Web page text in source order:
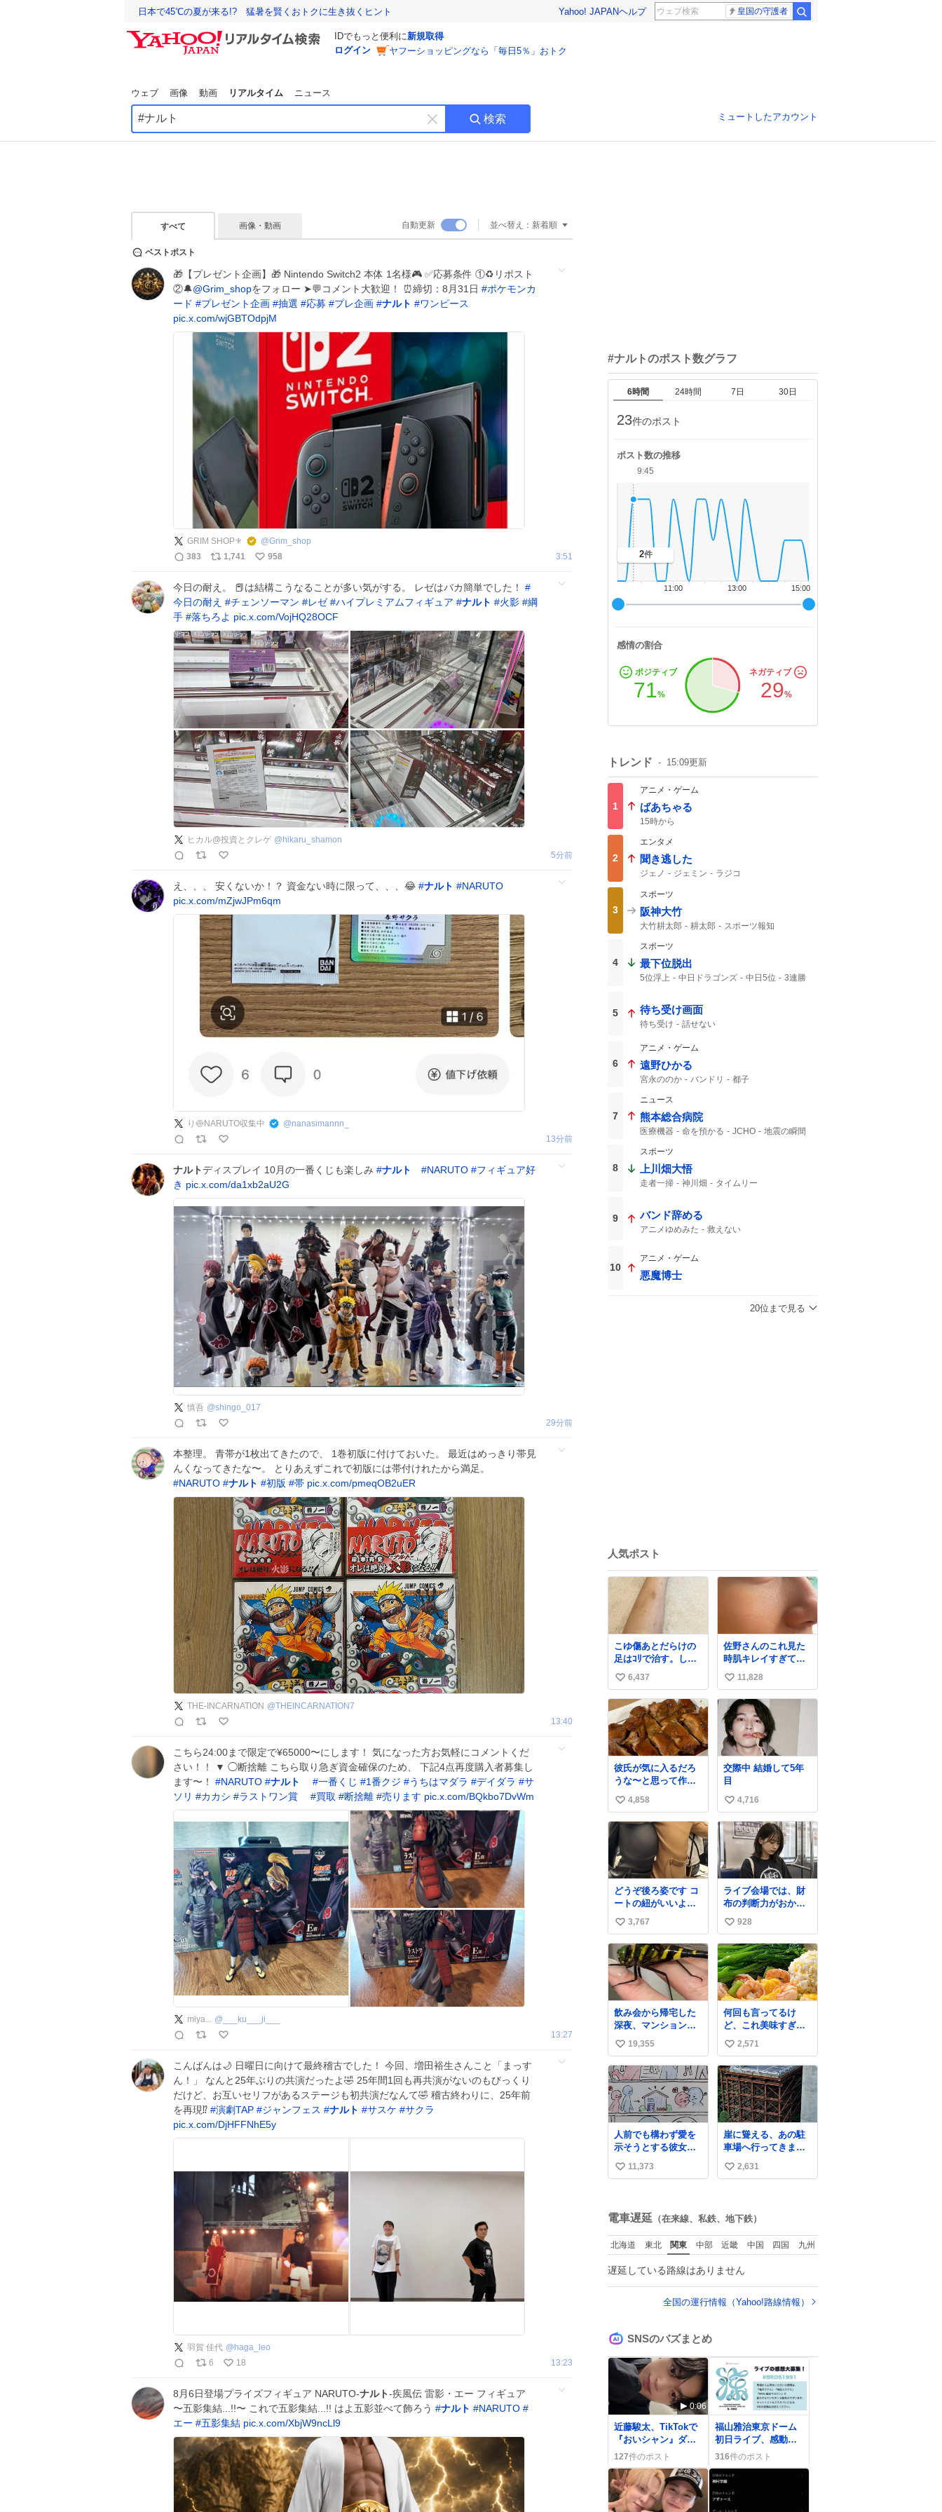
日本で45℃の夏が来る!? 猛暑を賢くおトクに生き抜くヒント Yahoo! JAPANヘルプ 皇国の守護者
IDでもっと便利に新規取得
ログイン
ヤフーショッピングなら「毎日5％」おトク
ウェブ 画像 動画 リアルタイム ニュース
キ
ー
す
検索 ミュートしたアカウント
すべて 画像・動画 自動更新 並べ替え： 新着順
ベストポスト
🎁【プレゼント企画】🎁 Nintendo Switch2 本体 1名様🎮 ✅応募条件 ①♻️リポスト
②🔔@Grim_shopをフォロー ➤💬コメント大歓迎！ ⏰締切：8月31日 #ポケモンカ
ード #プレゼント企画 #抽選 #応募 #プレ企画 #ナルト #ワンピース
pic.x.com/wjGBTOdpjM
GRIM SHOP⚜️ @Grim_shop
383
1,741 958 3:51
今日の耐え。 📕は結構こうなることが多い気がする。 レゼはバカ簡単でした！ #
今日の耐え #チェンソーマン #レゼ #ハイプレミアムフィギュア #ナルト #火影 #綱
手 #落ちろよ pic.x.com/VojHQ28OCF
ヒカル@投資とクレゲ @ hikaru_shamon
5分前
え、、、 安くないか！？ 資金ない時に限って、、、😂 #ナルト #NARUTO
pic.x.com/mZjwJPm6qm
り🍥NARUTO収集中 @nanasimannn_
13分前
ナルトディスプレイ 10月の一番くじも楽しみ #ナルト #NARUTO #フィギュア好
き pic.x.com/da1xb2aU2G
慎吾 @shingo_017
29分前
本整理。 青帯が1枚出てきたので、 1巻初版に付けておいた。 最近はめっきり帯見
んくなってきたな〜。 とりあえずこれで初版には帯付けれたから満足。
#NARUTO #ナルト #初版 #帯 pic.x.com/pmeqOB2uER
THE-INCARNATION @THEINCARNATION7
13:40
こちら24:00まで限定で¥65000〜にします！ 気になった方お気軽にコメントくだ
さい！！ ▼ ◯断捨離 こちら取り急ぎ資金確保のため、 下記4点再度購入者募集し
ます〜！ #NARUTO #ナルト #一番くじ #1番クジ #うちはマダラ #デイダラ #サ
ソリ #カカシ #ラストワン賞 #買取 #断捨離 #売ります pic.x.com/BQkbo7DvWm
miya... @ ___ku___ji___
13:27
こんばんは🌙 日曜日に向けて最終稽古でした！ 今回、増田裕生さんこと「まっす
ん！」 なんと25年ぶりの共演だったよ🤣 25年間1回も再共演がないのもびっくり
だけど、お互いセリフがあるステージも初共演だなんて🤣 稽古終わりに、25年前
を再現⁉️ #演劇TAP #ジャンフェス #ナルト #サスケ #サクラ
pic.x.com/DjHFFNhE5y
羽賀 佳代 @ haga_leo
6
18 13:23
8月6日登場プライズフィギュア NARUTO-ナルト-疾風伝 雷影・エー フィギュア
〜五影集結...!!〜 これで五影集結...!! はよ五影並べて飾ろう #ナルト #NARUTO #
エー #五影集結 pic.x.com/XbjW9ncLl9
#ナルトのポスト数グラフ
6時間 24時間 7日 30日
23件のポスト
ポスト数の推移
15:00
13:00
11:00
9:45
2件
感情の割合
ポジティブ
71%
ネガティブ
29%
トレンド 15:09更新
1
アニメ・ゲーム
ばあちゃる
15時から
2
エンタメ
聞き逃した
ジェノ ジェミン ラジコ
3
スポーツ
阪神大竹
大竹耕太郎 耕太郎 スポーツ報知
4
スポーツ
最下位脱出
5位浮上 中日ドラゴンズ 中日5位
3連勝
5 待ち受け画面
待ち受け 話せない
6
アニメ・ゲーム
遠野ひかる
宮永ののか バンドリ 都子
7
ニュース
熊本総合病院
医療機器 命を預かる JCHO
地震の瞬間
8
スポーツ
上川畑大悟
走者一掃 神川畑
タイムリー
9 バンド辞める
アニメゆめみた 救えない
10
アニメ・ゲーム
悪魔博士
20位まで見る
人気ポスト
こゆ傷あとだらけの
足はｺﾘで治す。しか
も白くなる。
い
い
ね
数
6,437
佐野さんのこれ見た
時肌キレイすぎてび
っくりしたし、やは
りアイドルって体型･
肌管理すごすぎる
い
い
ね
数
11,828
彼氏が気に入るだろ
うな〜と思って作っ
たら想像の何倍も美
味しい美味しい言っ
てくれて嬉しい
い
い
数
4,858
交際中 結婚して5年
目
い
い
ね
数
4,716
どうぞ後ろ姿です コ
ートの紐がいいよ
ね…そして腰が細い
い
い
ね
数
3,767
ライブ会場では、財
布の判断力がおかし
くなる。
い
い
ね
数
928
飲み会から帰宅した
深夜、マンションの
廊下にいらっしゃっ
たオニヤンマ様 まさ
かこんな都会でお会
いできるなんて思っ
ておらず大興奮して
おります かっこよす
ぎる 指を差し伸べる
と乗ってきてくれた
のでひとまず一緒に
帰宅しましたが、飛
ばないということは
弱っていらっしゃる
い
い
ね
数
19,355
何回も言ってるけ
ど、これ美味すぎん
の！！！低カロリー
で満足感エグいから
一生食べてる😭
い
い
ね
数
2,571
人前でも構わず愛を
示そうとする彼女と
人前では恥ずかしい
けど彼女を死ぬほど
い
数
11,373
崖に聳える、あの駐
車場へ行ってきまし
た。
い
数
2,631
電車遅延 （在来線、私鉄、地下鉄）
北海道 東北 関東 中部 近畿 中国 四国 九州
遅延している路線はありません
全国の運行情報（Yahoo!路線情報）
SNSのバズまとめ
0:06
近藤駿太、TikTokで
『おいシャン』ダン
ス披露にファン歓喜
「神すぎる」
127件のポスト
福山雅治東京ドーム
初日ライブ、感動と
熱狂がSNSで広がり
ファン歓喜
316件のポスト